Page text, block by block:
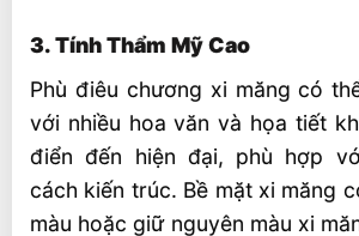
3. Tính Thẩm Mỹ Cao
Phù điêu chương xi măng có
với nhiều hoa văn và họa tiết
điển đến hiện đại, phù hợp
cách kiến trúc. Bề mặt xi măng
màu hoặc giữ nguyên màu xi